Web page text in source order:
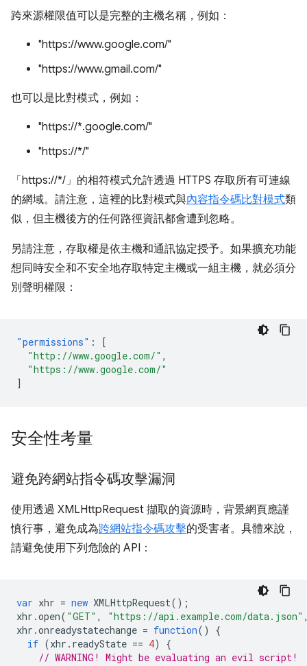
跨來源權限值可以是完整的主機名稱，例如：
"https://www.google.com/"
"https://www.gmail.com/"
也可以是比對模式，例如：
"https://*.google.com/"
"https://*/"
「https://*/」的相符模式允許透過 HTTPS 存取所有可連線
的網域。請注意，這裡的比對模式與內容指令碼比對模式類
似，但主機後方的任何路徑資訊都會遭到忽略。
另請注意，存取權是依主機和通訊協定授予。如果擴充功能
想同時安全和不安全地存取特定主機或一組主機，就必須分
別聲明權限：
"permissions" :
[
"http://www.google.com/" ,
"https://www.google.com/"
]
安全性考量
避免跨網站指令碼攻擊漏洞
使用透過 XMLHttpRequest 擷取的資源時，背景網頁應謹
慎行事，避免成為跨網站指令碼攻擊的受害者。具體來說，
請避免使用下列危險的 API：
var xhr = new XMLHttpRequest();
xhr .open( "GET" , "https://api.example.com/data.json"
xhr .onreadystatechange = function()
{
if (xhr . readyState == 4)
{
// WARNING! Might be evaluating an evil script!